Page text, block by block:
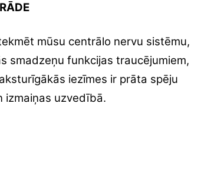
mūsu centrālo nervu sistēmu,
smadzeņu funkcijas traucējumiem,
iezīmes ir prāta spēju
izmaiņas uzvedībā.